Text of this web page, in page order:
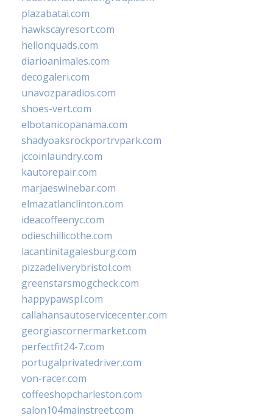
plazabatai.com
hawkscayresort.com
hellonquads.com
diarioanimales.com
decogaleri.com
unavozparadios.com
shoes-vert.com
elbotanicopanama.com
shadyoaksrockportrvpark.com
jccoinlaundry.com
kautorepair.com
marjaeswinebar.com
elmazatlanclinton.com
ideacoffeenyc.com
odieschillicothe.com
lacantinitagalesburg.com
pizzadeliverybristol.com
greenstarsmogcheck.com
happypawspl.com
callahansautoservicecenter.com
georgiascornermarket.com
perfectfit24-7.com
portugalprivatedriver.com
von-racer.com
coffeeshopcharleston.com
salon104mainstreet.com